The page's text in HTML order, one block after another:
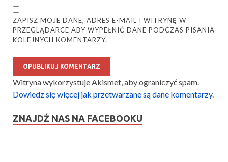
ZAPISZ MOJE DANE, ADRES E-MAIL I WITRYNĘ W
PRZEGLĄDARCE ABY WYPEŁNIĆ DANE PODCZAS PISANIA
KOLEJNYCH KOMENTARZY.
Witryna wykorzystuje Akismet, aby ograniczyć spam.
Dowiedz się więcej jak przetwarzane są dane komentarzy.
ZNAJDŹ NAS NA FACEBOOKU